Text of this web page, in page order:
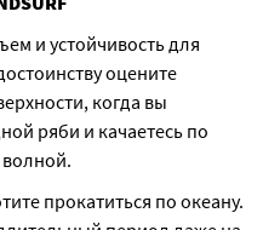
и устойчивость для
оцените
когда вы
ряби и качаетесь по
волной.
прокатиться по океану.